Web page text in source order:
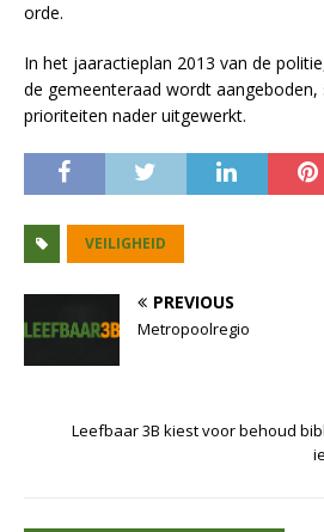
orde.
In het jaaractieplan 2013 van de
de gemeenteraad wordt aangeboden,
prioriteiten nader uitgewerkt.
VEILIGHEID
PREVIOUS
Metropoolregio
Leefbaar 3B kiest voor behoud